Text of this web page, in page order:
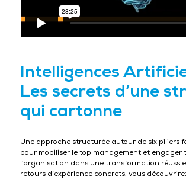
Intelligences
Les secrets d’une
qui cartonne
Une approche structurée autour de six piliers
pour mobiliser le top management et engager
l’organisation dans une transformation
retours d’expérience concrets, vous